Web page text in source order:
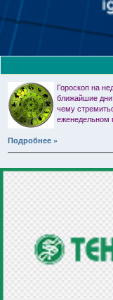
Гороскоп на
ближайшие
чему
еженедельном
Подробнее »